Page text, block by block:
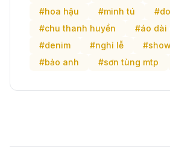
#hoa hậu
#minh tú
#chu thanh huyền
#áo dài
#denim
#nghỉ lễ
#bảo anh
#sơn tùng mtp